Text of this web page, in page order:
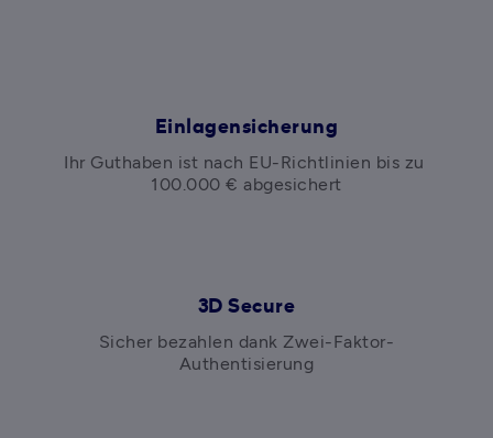
Einlagensicherung
Ihr Guthaben ist nach EU-Richtlinien bis zu
100.000 € abgesichert
3D Secure
Sicher bezahlen dank Zwei-Faktor-
Authentisierung